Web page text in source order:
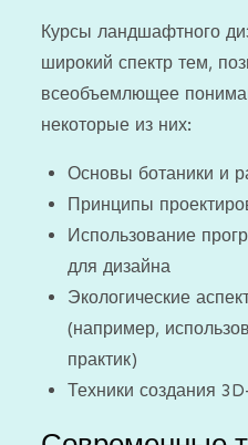
Курсы ландшафтного
широкий спектр тем,
всеобъемлющее
некоторые из них:
Основы ботаники и
Принципы
Использование
для дизайна
Экологические
(например,
практик)
Техники создания